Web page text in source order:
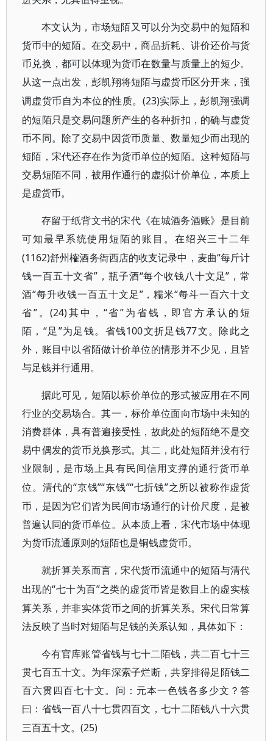
本文认为，市场短陌又可以分为交易中的短陌和
货币中的短陌。在交易中，商品折耗、讲价还价与货
币兑换，都可以体现为货币在数量与质量上的短少。
从这一点出发，彭凯翔将短陌与虚货币区分开来，强
调虚货币自为本位的性质。 (23)实际上，彭凯翔强调
的短陌只是交易问题所产生的各种折扣，的确与虚货
币不同。除了交易中因货币质量、数量短少而出现的
短陌，宋代还存在作为货币单位的短陌。这种短陌与
交易短陌不同，被用作通行的虚拟计价单位，本质上
是虚货币。
存留于纸背文书的宋代《在城酒务酒账》是目前
可知最早系统使用短陌的账目。在绍兴三十二年
(1162)舒州榷酒务衙西店的收支记录中，麦曲“每斤计
钱一百五十文省”，瓶子酒“每个收钱八十文足”，常
酒“每升收钱一百五十文足”，糯米“每斗一百六十文
省”。(24)其中，“省”为省钱，即官方承认的短
陌，“足”为足钱。省钱100文折足钱77文。除此之
外，账目中以省陌做计价单位的情形并不少见，且皆
与足钱并行通用。
据此可见，短陌以标价单位的形式被应用在不同
行业的交易场合。其一，标价单位面向市场中未知的
消费群体，具有普遍接受性，故此处的短陌绝不是交
易中偶发的货币兑换形式。其二，此处短陌并没有行
业限制，是市场上具有民间信用支撑的通行货币单
位。清代的“京钱”“东钱”“七折钱”之所以被称作虚货
币，是因为它们皆为民间市场通行的计价尺度，是被
普遍认同的货币单位。从本质上看，宋代市场中体现
为货币流通原则的短陌也是铜钱虚货币。
就折算关系而言，宋代货币流通中的短陌与清代
出现的“七十为百”之类的虚货币皆是数目上的虚实核
算关系，并非实体货币之间的折算关系。宋代日常算
法反映了当时对短陌与足钱的关系认知，具体如下：
今有官库账管省钱与七十二陌钱，共二百七十三
贯七百五十文。为年深索子烂断，共穿排得足陌钱二
百六贯四百七十文。问：元本一色钱各多少文？答
曰：省钱一百八十七贯四百文，七十二陌钱八十六贯
三百五十文。 (25)